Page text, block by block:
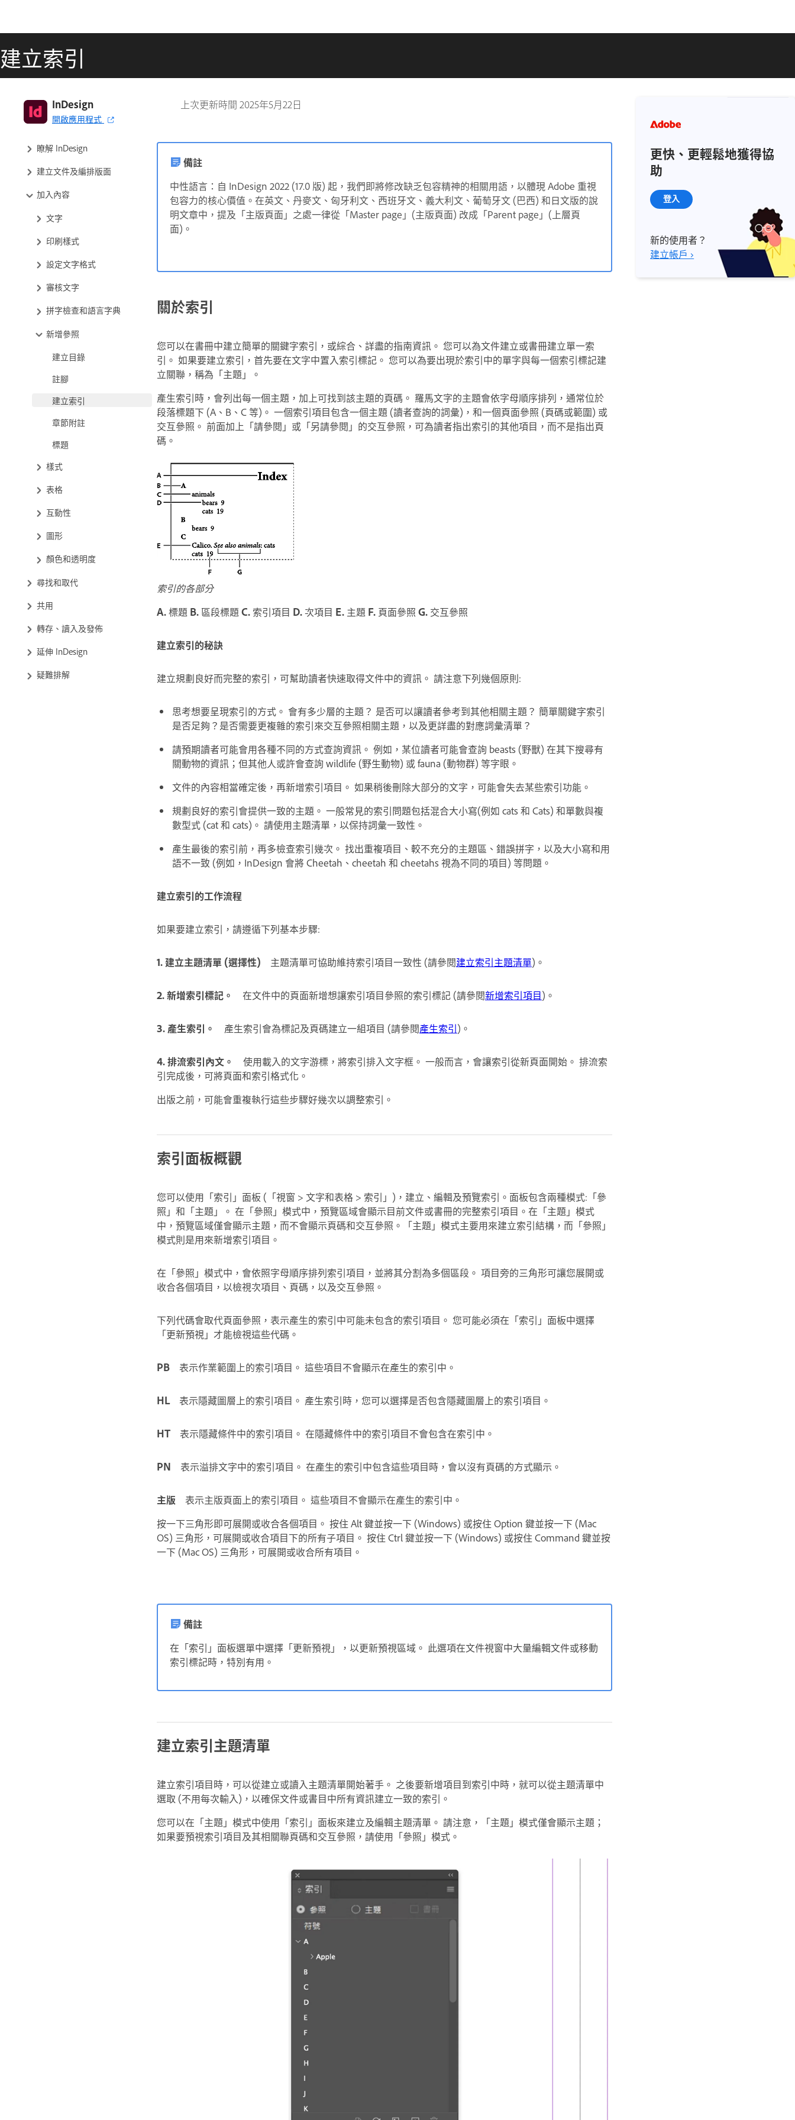
建立索引
上次更新時間 2025年5月22日
InDesign
開啟應用程式
InDesign 使用者指南
瞭解 InDesign
建立文件及編排版面
加入內容
文字
印刷樣式
設定文字格式
審核文字
拼字檢查和語言字典
新增參照
建立目錄
註腳
建立索引
章節附註
標題
樣式
表格
互動性
圖形
顏色和透明度
尋找和取代
共用
轉存、讀入及發佈
延伸 InDesign
疑難排解
備註
中性語言：自 InDesign 2022 (17.0 版) 起，我們即將修改缺乏包容精神的相關用語，以體現 Adobe 重視
包容力的核心價值。在英文、丹麥文、匈牙利文、西班牙文、義大利文、葡萄牙文 (巴西) 和日文版的說
明文章中，提及「主版頁面」之處一律從「Master page」(主版頁面) 改成「Parent page」(上層頁
面) 。
關於索引
您可以在書冊中建立簡單的關鍵字索引，或綜合、詳盡的指南資訊。 您可以為文件建立或書冊建立單一索
引。 如果要建立索引，首先要在文字中置入索引標記。 您可以為要出現於索引中的單字與每一個索引標記建
立關聯，稱為「主題」。
產生索引時，會列出每一個主題，加上可找到該主題的頁碼。 羅馬文字的主題會依字母順序排列，通常位於
段落標題下 (A、B、C 等)。 一個索引項目包含一個主題 (讀者查詢的詞彙)，和一個頁面參照 (頁碼或範圍) 或
交互參照。 前面加上「請參閱」或「另請參閱」的交互參照，可為讀者指出索引的其他項目，而不是指出頁
碼。
索引的各部分
A.標題 B. 區段標題 C. 索引項目 D.次項目 E. 主題 F. 頁面參照 G. 交互參照
建立索引的秘訣
建立規劃良好而完整的索引，可幫助讀者快速取得文件中的資訊。 請注意下列幾個原則:
思考想要呈現索引的方式。 會有多少層的主題？ 是否可以讓讀者參考到其他相關主題？ 簡單關鍵字索引
是否足夠？是否需要更複雜的索引來交互參照相關主題，以及更詳盡的對應詞彙清單？
請預期讀者可能會用各種不同的方式查詢資訊。 例如，某位讀者可能會查詢 beasts (野獸) 在其下搜尋有
關動物的資訊；但其他人或許會查詢 wildlife (野生動物) 或fauna (動物群) 等字眼。
文件的內容相當確定後，再新增索引項目。 如果稍後刪除大部分的文字，可能會失去某些索引功能。
規劃良好的索引會提供一致的主題。 一般常見的索引問題包括混合大小寫(例如 cats 和 Cats) 和單數與複
數型式 (cat和 cats)。 請使用主題清單，以保持詞彙一致性。
產生最後的索引前，再多檢查索引幾次。 找出重複項目、較不充分的主題區、錯誤拼字，以及大小寫和用
語不一致 (例如，InDesign 會將Cheetah 、 cheetah 和 cheetahs 視為不同的項目) 等問題。
建立索引的工作流程
如果要建立索引，請遵循下列基本步驟:
1. 建立主題清單 (選擇性) 主題清單可協助維持索引項目一致性 (請參閱建立索引主題清單)。
2. 新增索引標記。 在文件中的頁面新增想讓索引項目參照的索引標記 (請參閱新增索引項目)。
3. 產生索引。 產生索引會為標記及頁碼建立一組項目 (請參閱產生索引)。
4. 排流索引內文。
使用載入的文字游標，將索引排入文字框。 一般而言，會讓索引從新頁面開始。 排流索
引完成後，可將頁面和索引格式化。
出版之前，可能會重複執行這些步驟好幾次以調整索引。
索引面板概觀
您可以使用「索引」面板 (「視窗 > 文字和表格 > 索引」)，建立、編輯及預覽索引。面板包含兩種模式:「參
照」和「主題」。 在「參照」模式中，預覽區域會顯示目前文件或書冊的完整索引項目。在「主題」模式
中，預覽區域僅會顯示主題，而不會顯示頁碼和交互參照。「主題」模式主要用來建立索引結構，而「參照」
模式則是用來新增索引項目。
在「參照」模式中，會依照字母順序排列索引項目，並將其分割為多個區段。 項目旁的三角形可讓您展開或
收合各個項目，以檢視次項目、頁碼，以及交互參照。
下列代碼會取代頁面參照，表示產生的索引中可能未包含的索引項目。 您可能必須在「索引」面板中選擇
「更新預視」才能檢視這些代碼。
PB 表示作業範圍上的索引項目。 這些項目不會顯示在產生的索引中。
HL 表示隱藏圖層上的索引項目。 產生索引時，您可以選擇是否包含隱藏圖層上的索引項目。
HT 表示隱藏條件中的索引項目。 在隱藏條件中的索引項目不會包含在索引中。
PN 表示溢排文字中的索引項目。 在產生的索引中包含這些項目時，會以沒有頁碼的方式顯示。
主版
表示主版頁面上的索引項目。 這些項目不會顯示在產生的索引中。
按一下三角形即可展開或收合各個項目。 按住 Alt 鍵並按一下 (Windows) 或按住 Option 鍵並按一下 (Mac
OS) 三角形，可展開或收合項目下的所有子項目。 按住 Ctrl 鍵並按一下 (Windows) 或按住 Command 鍵並按
一下 (Mac OS) 三角形，可展開或收合所有項目。
備註
在「索引」面板選單中選擇「更新預視」，以更新預視區域。 此選項在文件視窗中大量編輯文件或移動
索引標記時，特別有用。
建立索引主題清單
建立索引項目時，可以從建立或讀入主題清單開始著手。 之後要新增項目到索引中時，就可以從主題清單中
選取 (不用每次輸入)，以確保文件或書目中所有資訊建立一致的索引。
您可以在「主題」模式中使用「索引」面板來建立及編輯主題清單。 請注意，「主題」模式僅會顯示主題；
如果要預視索引項目及其相關聯頁碼和交互參照，請使用「參照」模式。
更快、更輕鬆地獲得協
助
登入
新的使用者？
建立帳戶 ›